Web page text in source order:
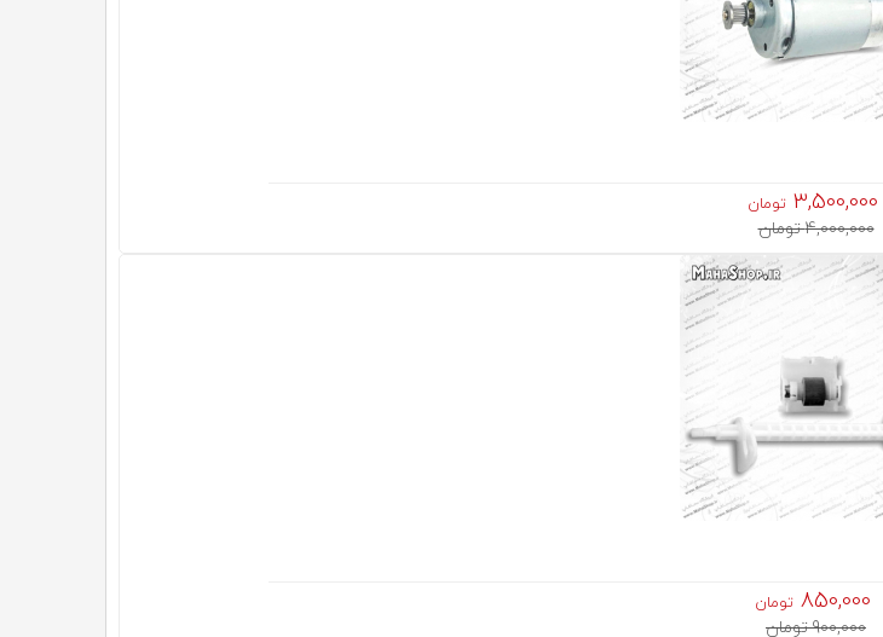
3,500,000 تومان
4,000,000 تومان
850,000 تومان
900,000 تومان